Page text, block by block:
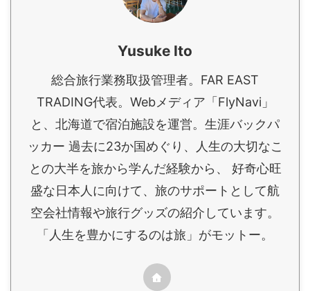
Yusuke Ito
総合旅行業務取扱管理者。FAR EAST
TRADING代表。Webメディア「FlyNavi」
と、北海道で宿泊施設を運営。生涯バックパ
ッカー 過去に23か国めぐり、人生の大切なこ
との大半を旅から学んだ経験から、 好奇心旺
盛な日本人に向けて、旅のサポートとして航
空会社情報や旅行グッズの紹介しています。
「人生を豊かにするのは旅」がモットー。